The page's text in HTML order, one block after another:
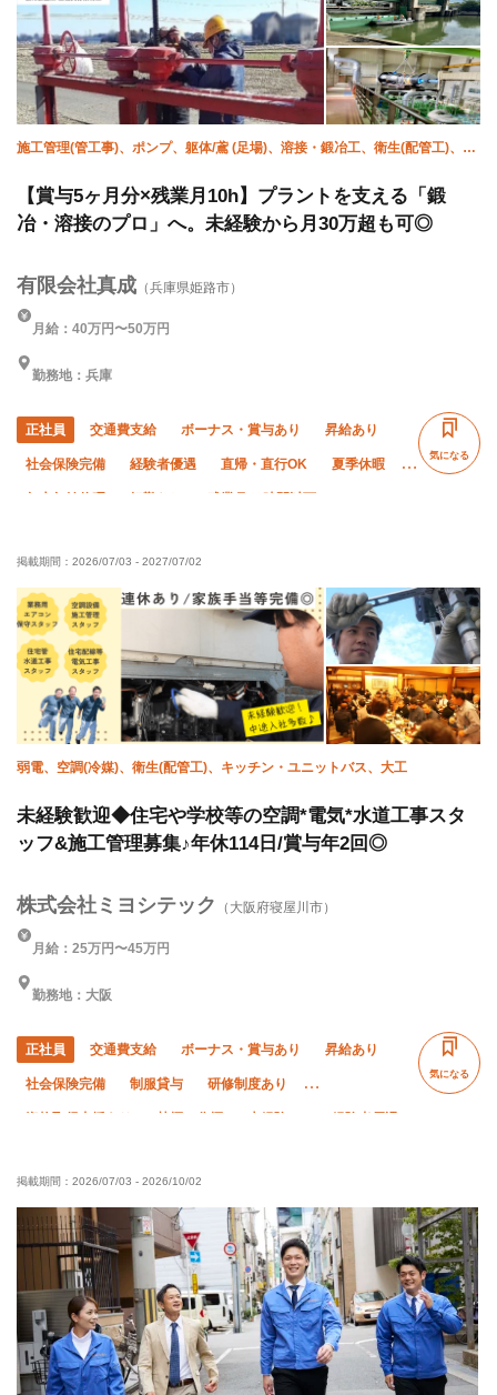
施工管理(管工事)、ポンプ、躯体/鳶 (足場)、溶接・鍛冶工、衛生(配管工)、設
【賞与5ヶ月分×残業月10h】プラントを支える「鍛
冶・溶接のプロ」へ。未経験から月30万超も可◎
有限会社真成 （兵庫県姫路市）
月給：40万円〜50万円
勤務地：兵庫
正社員 交通費支給 ボーナス・賞与あり 昇給あり
社会保険完備 経験者優遇 直帰・直行OK 夏季休暇
気になる
掲載期間： 2026/07/03 - 2027/07/02
弱電、空調(冷媒)、衛生(配管工)、キッチン・ユニットバス、大工
未経験歓迎◆住宅や学校等の空調*電気*水道工事スタ
ッフ&施工管理募集♪年休114日/賞与年2回◎
株式会社ミヨシテック （大阪府寝屋川市）
月給：25万円〜45万円
勤務地：大阪
正社員 交通費支給 ボーナス・賞与あり 昇給あり
社会保険完備 制服貸与 研修制度あり
資格取得支援あり 禁煙・分煙 未経験OK 経験者優遇
直帰・直行OK
気になる
掲載期間： 2026/07/03 - 2026/10/02